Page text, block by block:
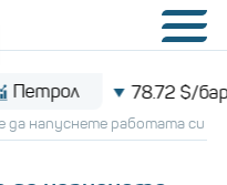
78.72 $/барел
да напуснете работата си